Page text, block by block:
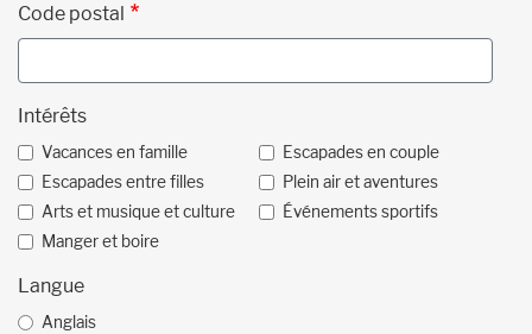
Code postal
Intérêts
Vacances en famille
Escapades en couple
Escapades entre filles
Plein air et aventures
Arts et musique et culture
Événements sportifs
Manger et boire
Langue
Anglais